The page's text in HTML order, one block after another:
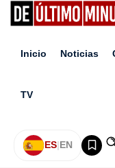
Inicio Noticias
TV
ES|EN